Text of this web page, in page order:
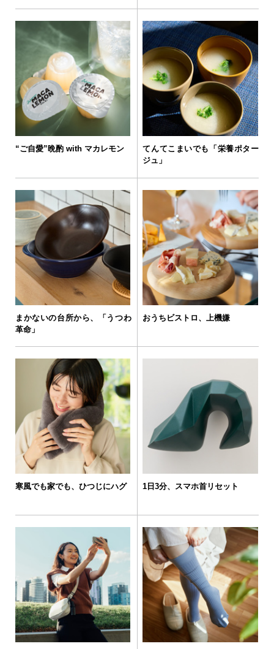
“ご自愛”晩酌 with マカレモン
てんてこまいでも「栄養ポター
ジュ」
まかないの台所から、「うつわ
革命」
おうちビストロ、上機嫌
寒風でも家でも、ひつじにハグ 1日3分、スマホ首リセット